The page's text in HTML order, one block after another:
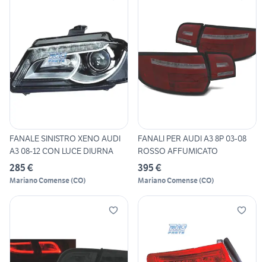
FANALE SINISTRO XENO AUDI
A3 08-12 CON LUCE DIURNA
285 €
Mariano Comense(CO)
FANALI PER AUDI A3 8P 03-08
ROSSO AFFUMICATO
395 €
Mariano Comense(CO)